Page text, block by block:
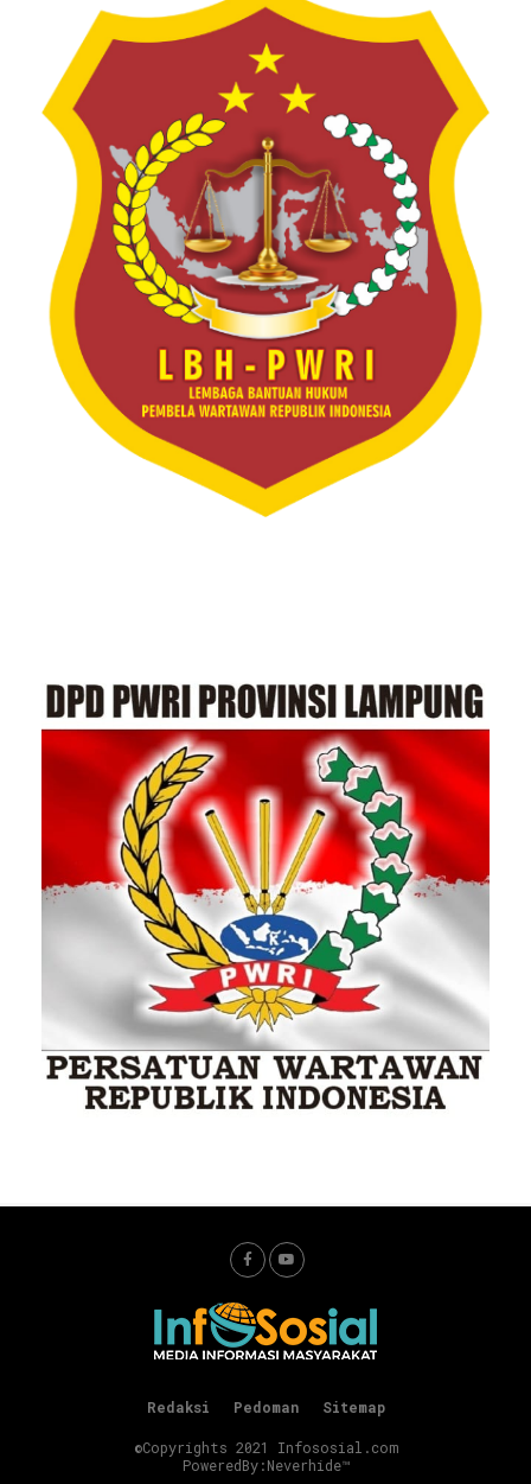
Redaksi Pedoman Sitemap
©Copyrights 2021 Infososial.com
PoweredBy:Neverhide™